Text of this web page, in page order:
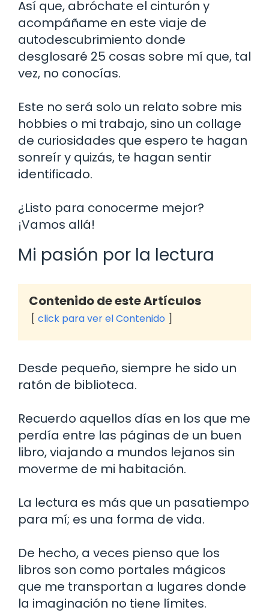
Así que, abróchate el cinturón y
acompáñame en este viaje de
autodescubrimiento donde
desglosaré 25 cosas sobre mí que, tal
vez, no conocías.
Este no será solo un relato sobre mis
hobbies o mi trabajo, sino un collage
de curiosidades que espero te hagan
sonreír y quizás, te hagan sentir
identificado.
¿Listo para conocerme mejor?
¡Vamos allá!
Mi pasión por la lectura
Contenido de este Artículos
click para ver el Contenido
Desde pequeño, siempre he sido un
ratón de biblioteca.
Recuerdo aquellos días en los que me
perdía entre las páginas de un buen
libro, viajando a mundos lejanos sin
moverme de mi habitación.
La lectura es más que un pasatiempo
para mí; es una forma de vida.
De hecho, a veces pienso que los
libros son como portales mágicos
que me transportan a lugares donde
la imaginación no tiene límites.